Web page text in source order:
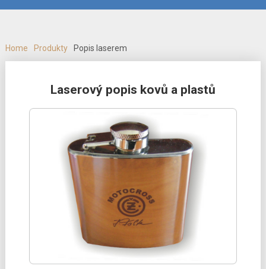
Home Produkty Popis laserem
Laserový popis kovů a plastů
navigation